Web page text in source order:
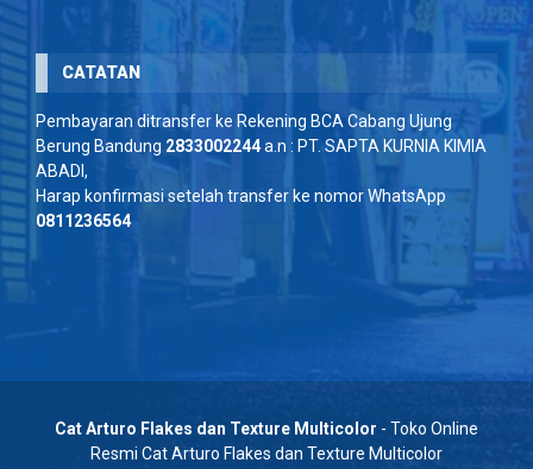
CATATAN
Pembayaran ditransfer ke Rekening BCA Cabang Ujung
Berung Bandung 2833002244a.n : PT. SAPTA KURNIA KIMIA
ABADI,
Harap konfirmasi setelah transfer ke nomor WhatsApp
0811236564
Cat Arturo Flakes dan Texture Multicolor - Toko Online
Resmi Cat Arturo Flakes dan Texture Multicolor